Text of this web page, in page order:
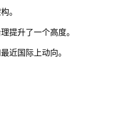
。
提升了一个高度。
近国际上动向。